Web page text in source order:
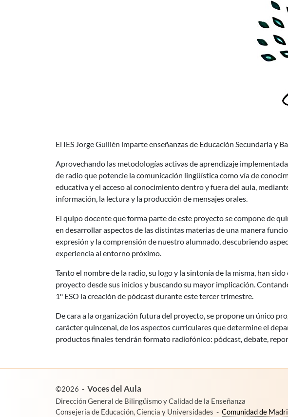
El IES Jorge Guillén imparte enseñanzas de Educación Secundaria y
Aprovechando las metodologías activas de aprendizaje
de radio que potencie la comunicación lingüística como vía de
educativa y el acceso al conocimiento dentro y fuera del aula,
información, la lectura y la producción de mensajes orales.
El quipo docente que forma parte de este proyecto se compone de
en desarrollar aspectos de las distintas materias de una manera
expresión y la comprensión de nuestro alumnado, descubriendo
experiencia al entorno próximo.
Tanto el nombre de la radio, su logo y la sintonía de la misma, han
proyecto desde sus inicios y buscando su mayor implicación.
1º ESO la creación de pódcast durante este tercer trimestre.
De cara a la organización futura del proyecto, se propone un único
carácter quincenal, de los aspectos curriculares que determine el
productos finales tendrán formato radiofónico: pódcast, debate,
©2026 - Voces del Aulaes un proyecto de:
Dirección General de Bilingüismo y Calidad de la Enseñanza
Consejería de Educación, Ciencia y Universidades - Comunidad de